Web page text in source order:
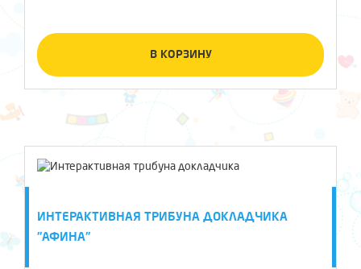
В КОРЗИНУ
ИНТЕРАКТИВНАЯ ТРИБУНА ДОКЛАДЧИКА
"АФИНА"